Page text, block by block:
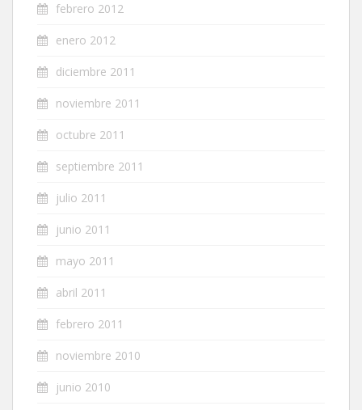
febrero 2012
enero 2012
diciembre 2011
noviembre 2011
octubre 2011
septiembre 2011
julio 2011
junio 2011
mayo 2011
abril 2011
febrero 2011
noviembre 2010
junio 2010